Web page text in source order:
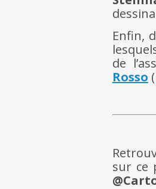
Enfin,
de
Rosso
sur ce